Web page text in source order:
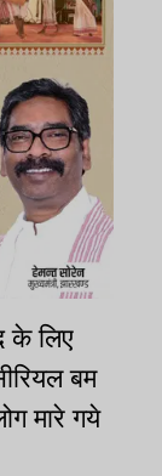
के लिए
बम
मारे गये